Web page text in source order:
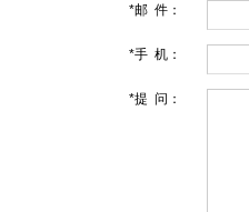
*邮 件：
*手 机：
*提 问：